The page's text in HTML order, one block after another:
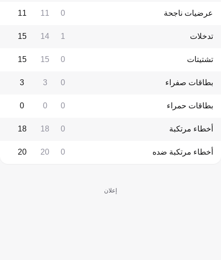
عرضيات ناجحة 0
11
11
تدخلات 1
14
15
تشتيتات 0
15
15
بطاقات صفراء 0
3
3
بطاقات حمراء 0
0
0
أخطاء مرتكبة 0
18
18
أخطاء مرتكبة ضده 0
20
20
إعلان